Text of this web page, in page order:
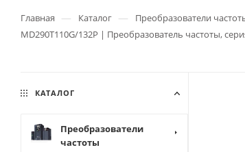
Главная — Каталог — Преобразователи
MD290T110G/132P | Преобразователь частоты,
КАТАЛОГ
Преобразователи
частоты